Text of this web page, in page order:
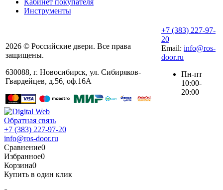
Инструменты
2026 © Российские двери. Все права
защищены.
630088, г. Новосибирск, ул. ​Сибиряков-
Гвардейцев, д.56​, оф.16А
+7 (383) 227-97-
20
Email: info@ros-
door.ru
Пн-пт
10:00-
20:00
Обратная связь
+7 (383) 227-97-20
info@ros-door.ru
Сравнение0
Избранное0
Корзина0
Купить в один клик